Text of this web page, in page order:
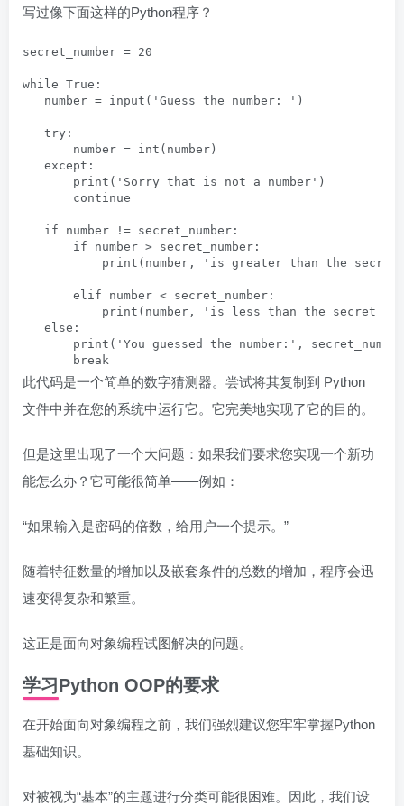
写过像下面这样的Python程序？
secret_number = 20
while True:
   number = input('Guess the number: ')
   try:
       number = int(number)
   except:
       print('Sorry that is not a number')
       continue
   if number != secret_number:
       if number > secret_number:
print(number, 'is greater than the secret
       elif number < secret_number:
print(number, 'is less than the secret
   else:
print('You guessed the number:',
       break
此代码是一个简单的数字猜测器。尝试将其复制到 Python
文件中并在您的系统中运行它。它完美地实现了它的目的。
但是这里出现了一个大问题：如果我们要求您实现一个新功
能怎么办？它可能很简单——例如：
“如果输入是密码的倍数，给用户一个提示。”
随着特征数量的增加以及嵌套条件的总数的增加，程序会迅
速变得复杂和繁重。
这正是面向对象编程试图解决的问题。
学习Python OOP的要求
在开始面向对象编程之前，我们强烈建议您牢牢掌握Python
基础知识。
对被视为“基本”的主题进行分类可能很困难。因此，我们设